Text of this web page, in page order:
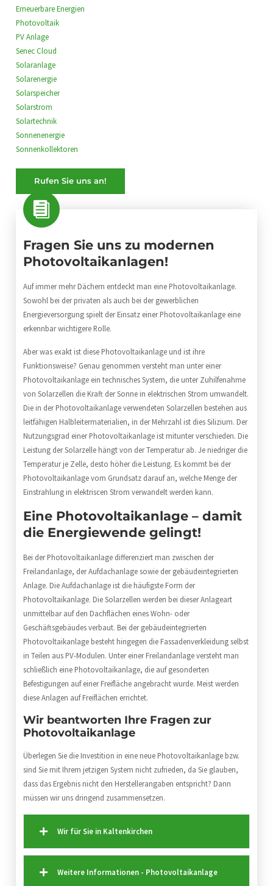
Erneuerbare Energien
Photovoltaik
PV Anlage
Senec Cloud
Solaranlage
Solarenergie
Solarspeicher
Solarstrom
Solartechnik
Sonnenenergie
Sonnenkollektoren
Rufen Sie uns an!
Fragen Sie uns zu modernen
Photovoltaikanlagen!
Auf immer mehr Dächern entdeckt man eine Photovoltaikanlage.
Sowohl bei der privaten als auch bei der gewerblichen
Energieversorgung spielt der Einsatz einer Photovoltaikanlage eine
erkennbar wichtigere Rolle.
Aber was exakt ist diese Photovoltaikanlage und ist ihre
Funktionsweise? Genau genommen versteht man unter einer
Photovoltaikanlage ein technisches System, die unter Zuhilfenahme
von Solarzellen die Kraft der Sonne in elektrischen Strom umwandelt.
Die in der Photovoltaikanlage verwendeten Solarzellen bestehen aus
leitfähigen Halbleitermaterialien, in der Mehrzahl ist dies Silizium. Der
Nutzungsgrad einer Photovoltaikanlage ist mitunter verschieden. Die
Leistung der Solarzelle hängt von der Temperatur ab. Je niedriger die
Temperatur je Zelle, desto höher die Leistung. Es kommt bei der
Photovoltaikanlage vom Grundsatz darauf an, welche Menge der
Einstrahlung in elektriscen Strom verwandelt werden kann.
Eine Photovoltaikanlage – damit
die Energiewende gelingt!
Bei der Photovoltaikanlage differenziert man zwischen der
Freilandanlage, der Aufdachanlage sowie der gebäudeintegrierten
Anlage. Die Aufdachanlage ist die häufigste Form der
Photovoltaikanlage. Die Solarzellen werden bei dieser Anlageart
unmittelbar auf den Dachflächen eines Wohn- oder
Geschäftsgebäudes verbaut. Bei der gebäudeintegrierten
Photovoltaikanlage besteht hingegen die Fassadenverkleidung selbst
in Teilen aus PV-Modulen. Unter einer Freilandanlage versteht man
schließlich eine Photovoltaikanlage, die auf gesonderten
Befestigungen auf einer Freifläche angebracht wurde. Meist werden
diese Anlagen auf Freiflächen errichtet.
Wir beantworten Ihre Fragen zur
Photovoltaikanlage
Überlegen Sie die Investition in eine neue Photovoltaikanlage bzw.
sind Sie mit Ihrem jetzigen System nicht zufrieden, da Sie glauben,
dass das Ergebnis nicht den Herstellerangaben entspricht? Dann
müssen wir uns dringend zusammensetzen.
Wir für Sie in Kaltenkirchen
Weitere Informationen - Photovoltaikanlage